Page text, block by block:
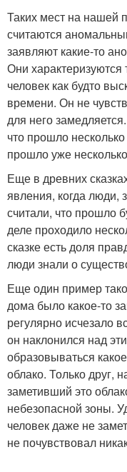
Таких мест на нашей
считаются
заявляют какие-то
Они
человек как будто
времени. Он не
для него
что прошло
прошло уже
Еще в древних
явления, когда люди,
считали, что прошло
деле проходило
сказке есть доля
люди знали о
Еще один пример
дома было какое-то
регулярно исчезало
он наклонился над
образовываться
облако. Только друг,
заметивший это
небезопасной зоны.
человек даже не
не почувствовал